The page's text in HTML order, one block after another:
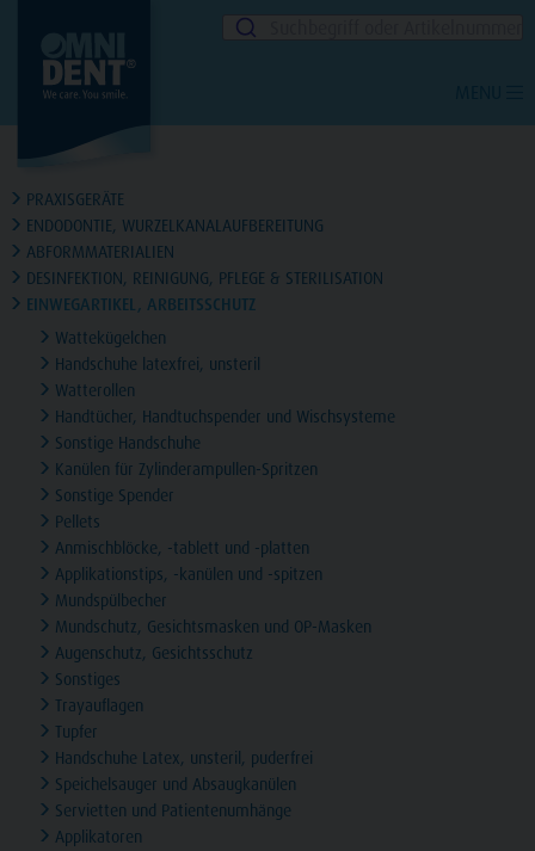
PRAXISGERÄTE
ENDODONTIE, WURZELKANALAUFBEREITUNG
ABFORMMATERIALIEN
DESINFEKTION, REINIGUNG, PFLEGE & STERILISATION
EINWEGARTIKEL, ARBEITSSCHUTZ
Wattekügelchen
Handschuhe latexfrei, unsteril
Watterollen
Handtücher, Handtuchspender und Wischsysteme
Sonstige Handschuhe
Kanülen für Zylinderampullen-Spritzen
Sonstige Spender
Pellets
Anmischblöcke, -tablett und -platten
Applikationstips, -kanülen und -spitzen
Mundspülbecher
Mundschutz, Gesichtsmasken und OP-Masken
Augenschutz, Gesichtsschutz
Sonstiges
Trayauflagen
Tupfer
Handschuhe Latex, unsteril, puderfrei
Speichelsauger und Absaugkanülen
Servietten und Patientenumhänge
Applikatoren